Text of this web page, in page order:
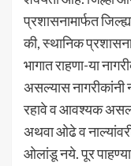
प्रशासनामार्फत
की, स्थानिक
भागात राहणा-या
असल्यास
रहावे व आवश्यक
अथवा ओढे व
ओलांडू नये. पूर